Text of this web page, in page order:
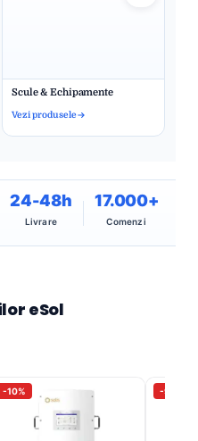
Scule & Echipamente
Vezi produsele
24-48h
Livrare
17.000+
Comenzi
eSol
-10% -9%